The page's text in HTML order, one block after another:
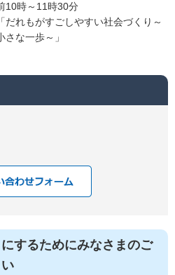
10時～11時30分
だれもがすごしやすい社会づくり～
な一歩～」
するためにみなさまのご